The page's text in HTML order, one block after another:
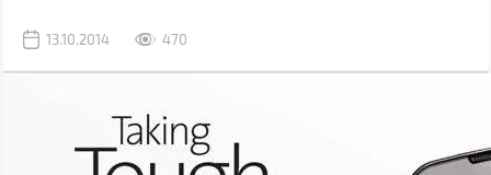
13.10.2014 470